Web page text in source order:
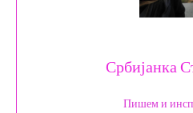
Србијанка
Пишем и